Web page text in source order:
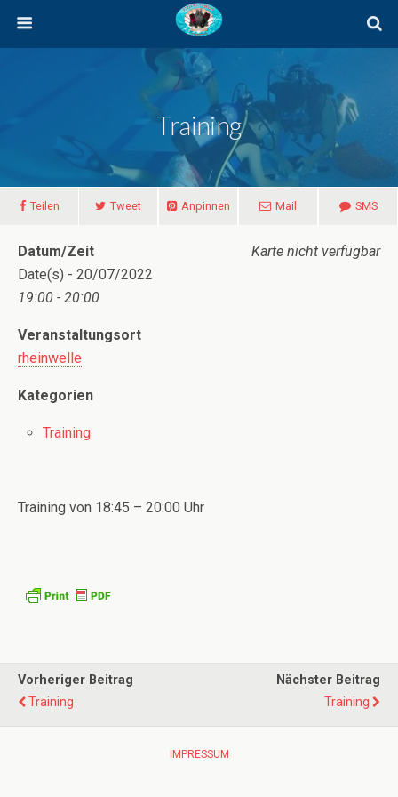
Training
Teilen Tweet Anpinnen Mail SMS
Karte nicht verfügbar
Datum/Zeit
Date(s) - 20/07/2022
19:00 - 20:00
Veranstaltungsort
rheinwelle
Kategorien
Training
Training von 18:45 – 20:00 Uhr
Vorheriger Beitrag
Training
Nächster Beitrag
Training
IMPRESSUM